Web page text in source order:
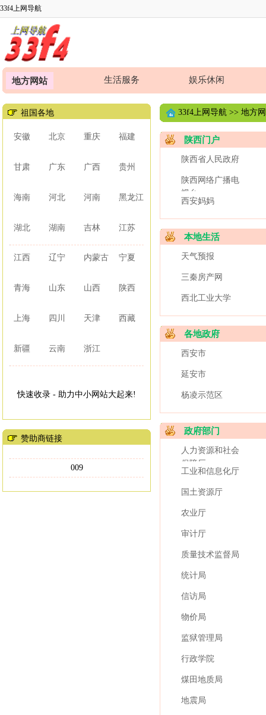
33f4上网导航
地方网站 生活服务 娱乐休闲
祖国各地
安徽 北京 重庆 福建
甘肃 广东 广西 贵州
海南 河北 河南 黑龙江
湖北 湖南 吉林 江苏
江西 辽宁 内蒙古 宁夏
青海 山东 山西 陕西
上海 四川 天津 西藏
新疆 云南 浙江
快速收录 - 助力中小网站大起来!
赞助商链接
009
33f4上网导航 >> 地方
陕西门户
陕西省人民政府
陕西网络广播电
视台
西安妈妈
本地生活
天气预报
三秦房产网
西北工业大学
各地政府
西安市
延安市
杨凌示范区
政府部门
人力资源和社会
保障厅
工业和信息化厅
国土资源厅
农业厅
审计厅
质量技术监督局
统计局
信访局
物价局
监狱管理局
行政学院
煤田地质局
地震局